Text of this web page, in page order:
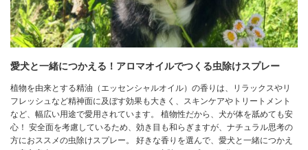
愛犬と一緒につかえる！アロマオイルでつくる虫除けスプレー
植物を由来とする精油（エッセンシャルオイル）の香りは、リラックスやリ
フレッシュなど精神面に及ぼす効果も大きく、スキンケアやトリートメント
など、幅広い用途で愛用されています。 植物性だから、犬が体を舐めても安
心！ 安全面を考慮しているため、効き目も和らぎますが、ナチュラル思考の
方におススメの虫除けスプレー。 好きな香りを選んで、愛犬と一緒につかえ